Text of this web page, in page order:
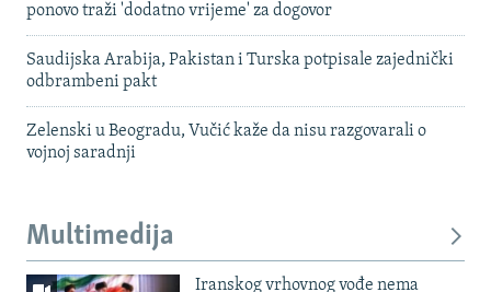
ponovo traži 'dodatno vrijeme' za dogovor
Saudijska Arabija, Pakistan i Turska potpisale zajednički
odbrambeni pakt
Zelenski u Beogradu, Vučić kaže da nisu razgovarali o
vojnoj saradnji
Multimedija
Iranskog vrhovnog vođe nema